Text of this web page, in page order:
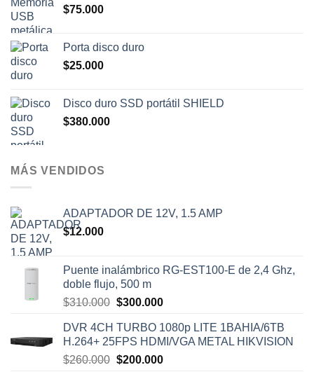
$75.000
Porta disco duro
$25.000
Disco duro SSD portátil SHIELD
$380.000
MÁS VENDIDOS
ADAPTADOR DE 12V, 1.5 AMP
$12.000
Puente inalámbrico RG-EST100-E de 2,4 Ghz,
doble flujo, 500 m
$310.000 El
original
era:
$310.000.
$300.000El
actual
es:
$300.000.
DVR 4CH TURBO 1080p LITE 1BAHIA/6TB
H.264+ 25FPS HDMI/VGA METAL HIKVISION
$260.000 El
$200.000El